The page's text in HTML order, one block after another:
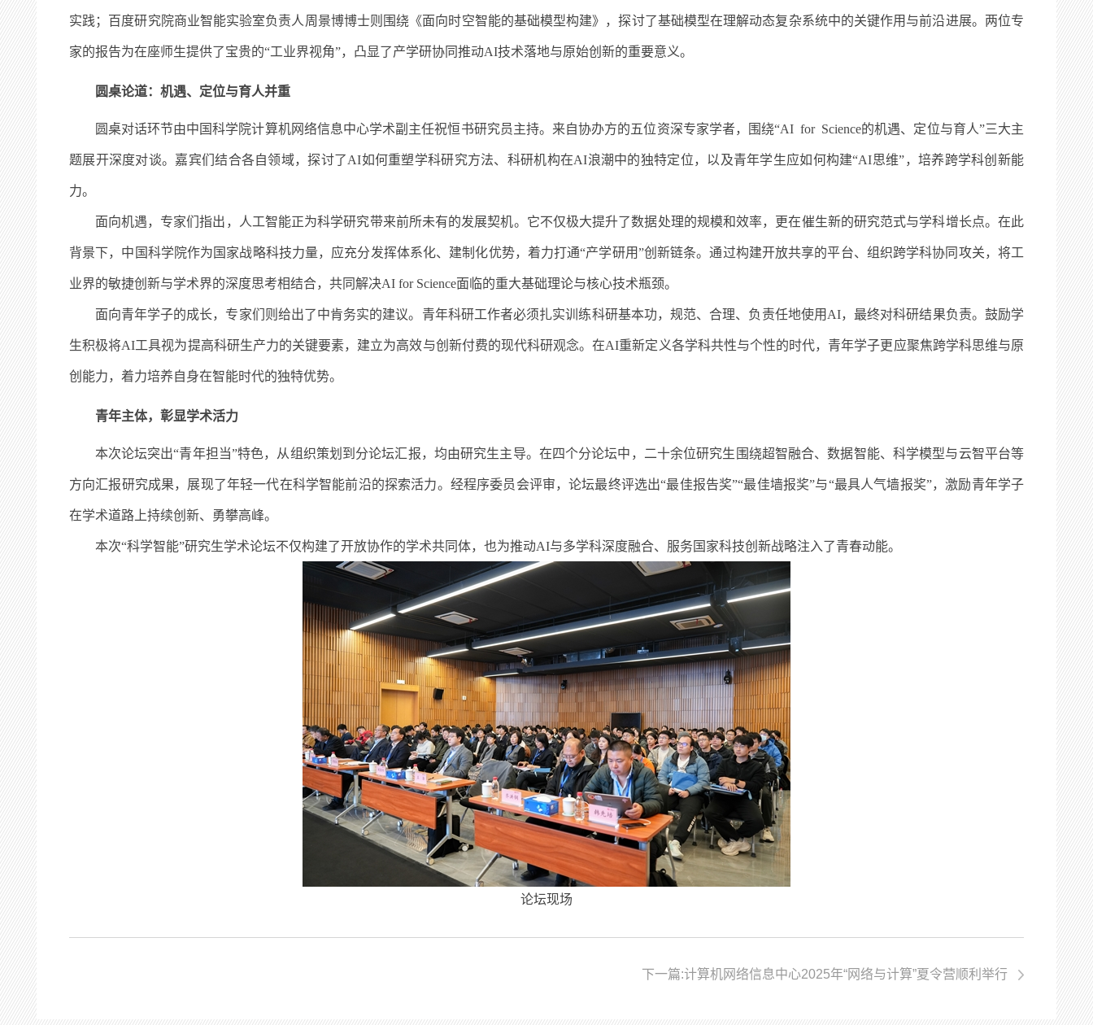
实践；百度研究院商业智能实验室负责人周景博博士则围绕《面向时空智能的基础模型构建》，探讨了基础模型在理解动态复杂系统中的关键作用与前沿进展。两位专
家的报告为在座师生提供了宝贵的“工业界视角”，凸显了产学研协同推动AI技术落地与原始创新的重要意义。
圆桌论道：机遇、定位与育人并重
圆桌对话环节由中国科学院计算机网络信息中心学术副主任祝恒书研究员主持。来自协办方的五位资深专家学者，围绕“AI for Science的机遇、定位与育人”三大主
题展开深度对谈。嘉宾们结合各自领域，探讨了AI如何重塑学科研究方法、科研机构在AI浪潮中的独特定位，以及青年学生应如何构建“AI思维”，培养跨学科创新能
力。
面向机遇，专家们指出，人工智能正为科学研究带来前所未有的发展契机。它不仅极大提升了数据处理的规模和效率，更在催生新的研究范式与学科增长点。在此
背景下，中国科学院作为国家战略科技力量，应充分发挥体系化、建制化优势，着力打通“产学研用”创新链条。通过构建开放共享的平台、组织跨学科协同攻关，将工
业界的敏捷创新与学术界的深度思考相结合，共同解决AI for Science面临的重大基础理论与核心技术瓶颈。
面向青年学子的成长，专家们则给出了中肯务实的建议。青年科研工作者必须扎实训练科研基本功，规范、合理、负责任地使用 AI，最终对科研结果负责。鼓励学
生积极将AI工具视为提高科研生产力的关键要素，建立为高效与创新付费的现代科研观念。在AI重新定义各学科共性与个性的时代，青年学子更应聚焦跨学科思维与原
创能力，着力培养自身在智能时代的独特优势。
青年主体，彰显学术活力
本次论坛突出“青年担当”特色，从组织策划到分论坛汇报，均由研究生主导。在四个分论坛中，二十余位研究生围绕超智融合、数据智能、科学模型与云智平台等
方向汇报研究成果，展现了年轻一代在科学智能前沿的探索活力。经程序委员会评审，论坛最终评选出“最佳报告奖”“最佳墙报奖”与“最具人气墙报奖”，激励青年学子
在学术道路上持续创新、勇攀高峰。
本次“科学智能”研究生学术论坛不仅构建了开放协作的学术共同体，也为推动AI与多学科深度融合、服务国家科技创新战略注入了青春动能。
论坛现场
下一篇:计算机网络信息中心2025年“网络与计算”夏令营顺利举行